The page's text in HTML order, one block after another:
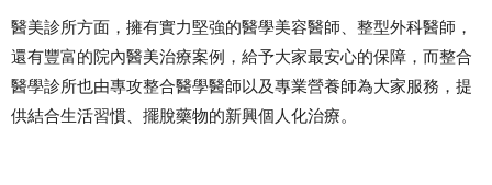
醫美診所方面，擁有實力堅強的醫學美容醫師 整型外科醫師 ，
還有豐富的院內醫美治療案例，給予大家最安心的保障，而整合
醫學診所也由專攻整合醫學醫師以及專業營養師為大家服務，提
供結合生活習慣、擺脫藥物的新興個人化治療。